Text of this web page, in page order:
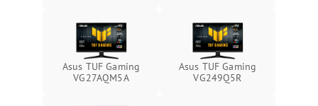
защиты от замыкания
Подробнее →
Повреждение системы
защиты от перегрузок
1000 ₽ Подробнее →
Asus TUF Gaming
VG27AQM5A
Asus TUF Gaming
VG249Q5R